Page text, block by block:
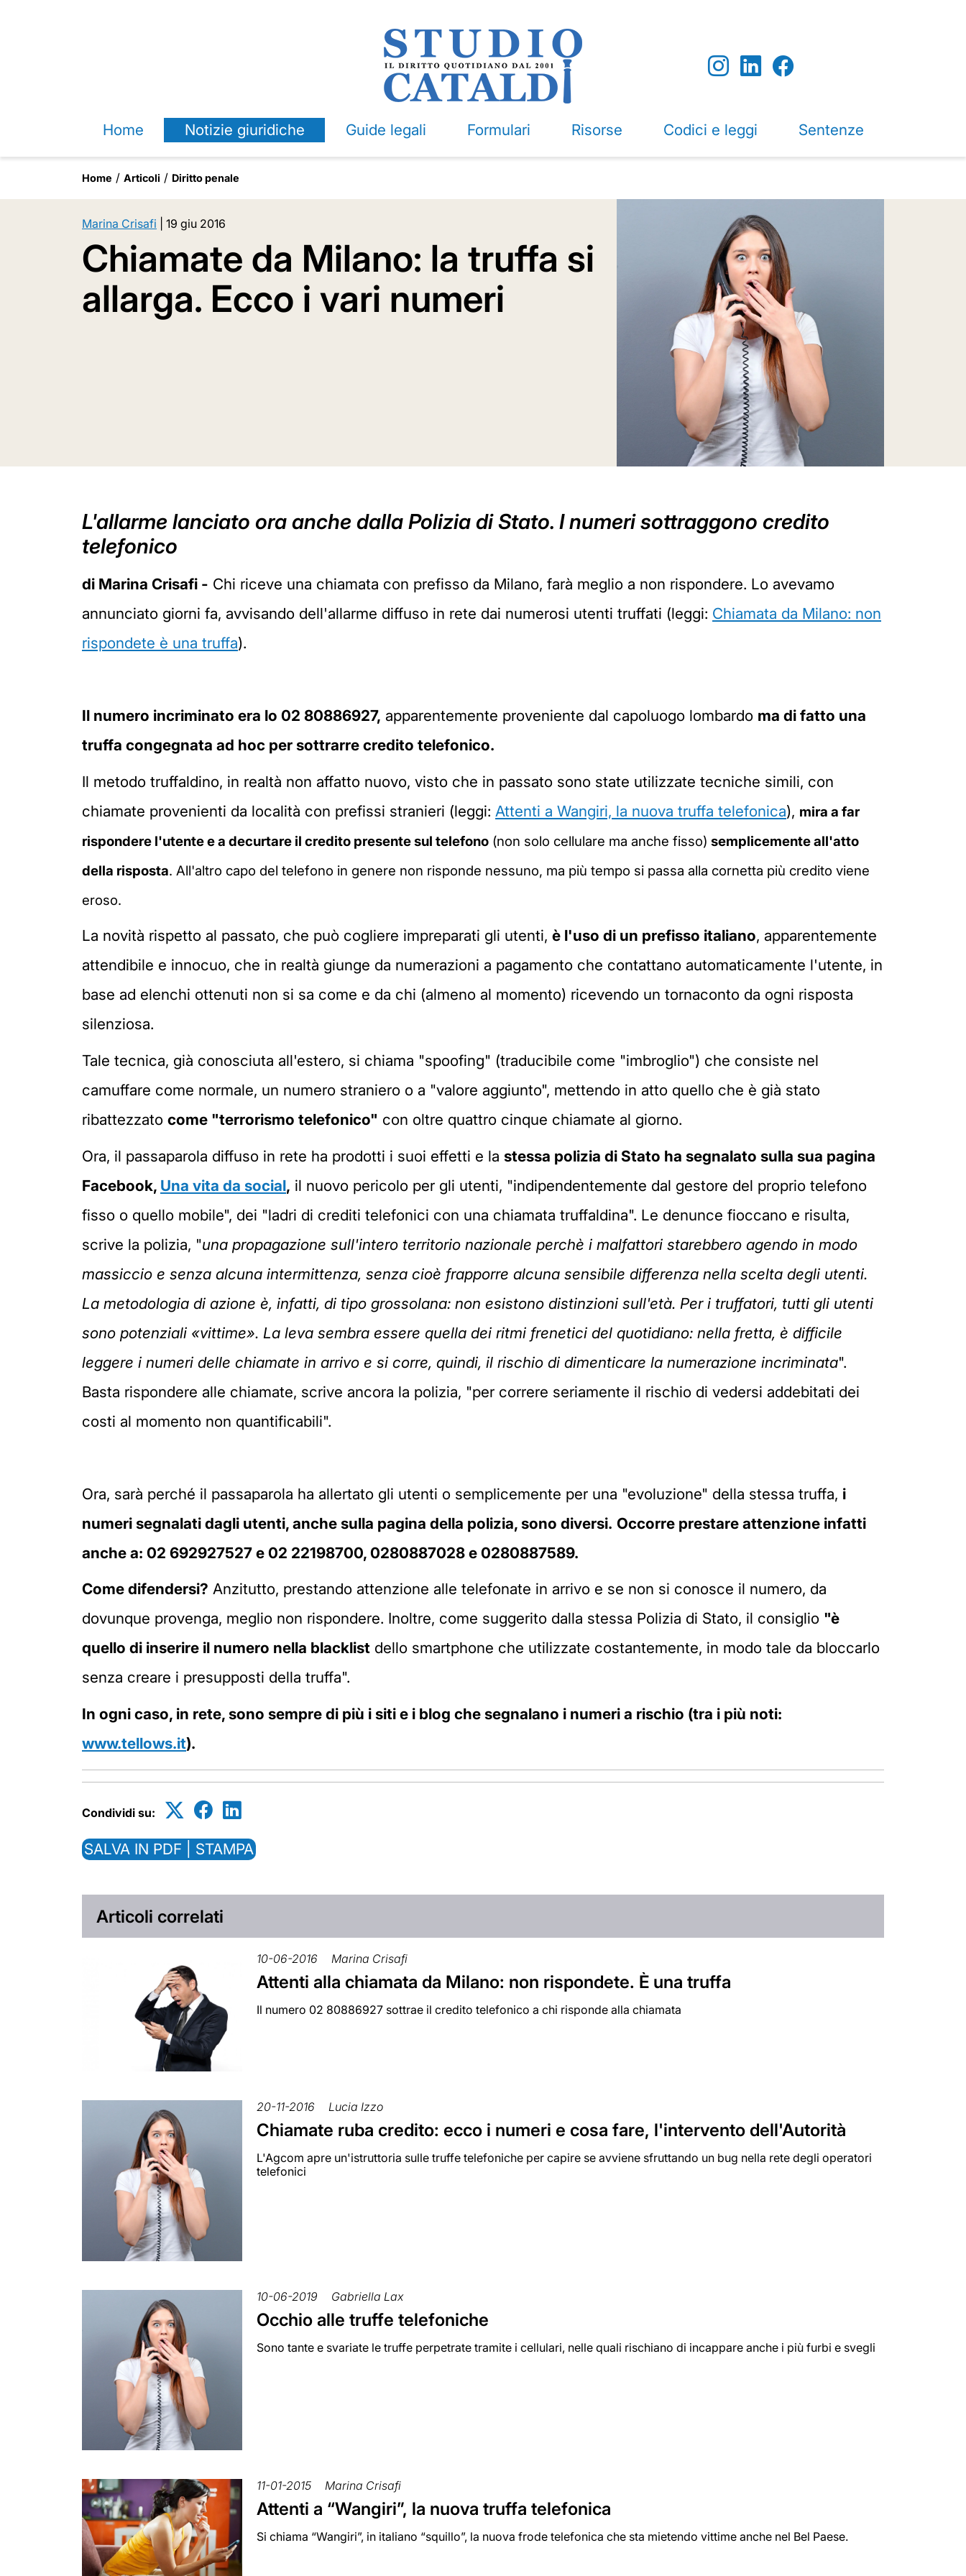
Home Notizie giuridiche Guide legali Formulari Risorse Codici e leggi Sentenze
Home Articoli Diritto penale
Marina Crisafi 19 giu 2016
Chiamate da Milano: la truffa si
allarga. Ecco i vari numeri
L'allarme lanciato ora anche dalla Polizia di Stato. I numeri sottraggono credito
telefonico
di Marina Crisafi - Chi riceve una chiamata con prefisso da Milano, farà meglio a non rispondere. Lo avevamo
annunciato giorni fa, avvisando dell'allarme diffuso in rete dai numerosi utenti truffati (leggi: Chiamata da Milano: non
rispondete è una truffa).
Il numero incriminato era lo 02 80886927, apparentemente proveniente dal capoluogo lombardo ma di fatto una
truffa congegnata ad hoc per sottrarre credito telefonico.
Il metodo truffaldino, in realtà non affatto nuovo, visto che in passato sono state utilizzate tecniche simili, con
chiamate provenienti da località con prefissi stranieri (leggi: Attenti a Wangiri, la nuova truffa telefonica), mira a far
rispondere l'utente e a decurtare il credito presente sul telefono (non solo cellulare ma anche fisso) semplicemente all'atto
della risposta. All'altro capo del telefono in genere non risponde nessuno, ma più tempo si passa alla cornetta più credito viene
eroso.
La novità rispetto al passato, che può cogliere impreparati gli utenti, è l'uso di un prefisso italiano, apparentemente
attendibile e innocuo, che in realtà giunge da numerazioni a pagamento che contattano automaticamente l'utente, in
base ad elenchi ottenuti non si sa come e da chi (almeno al momento) ricevendo un tornaconto da ogni risposta
silenziosa.
Tale tecnica, già conosciuta all'estero, si chiama "spoofing" (traducibile come "imbroglio") che consiste nel
camuffare come normale, un numero straniero o a "valore aggiunto", mettendo in atto quello che è già stato
ribattezzato come "terrorismo telefonico" con oltre quattro cinque chiamate al giorno.
Ora, il passaparola diffuso in rete ha prodotti i suoi effetti e la stessa polizia di Stato ha segnalato sulla sua pagina
Facebook, Una vita da social, il nuovo pericolo per gli utenti, "indipendentemente dal gestore del proprio telefono
fisso o quello mobile", dei "ladri di crediti telefonici con una chiamata truffaldina". Le denunce fioccano e risulta,
scrive la polizia, "una propagazione sull'intero territorio nazionale perchè i malfattori starebbero agendo in modo
massiccio e senza alcuna intermittenza, senza cioè frapporre alcuna sensibile differenza nella scelta degli utenti.
La metodologia di azione è, infatti, di tipo grossolana: non esistono distinzioni sull'età. Per i truffatori, tutti gli utenti
sono potenziali «vittime». La leva sembra essere quella dei ritmi frenetici del quotidiano: nella fretta, è difficile
leggere i numeri delle chiamate in arrivo e si corre, quindi, il rischio di dimenticare la numerazione incriminata".
Basta rispondere alle chiamate, scrive ancora la polizia, "per correre seriamente il rischio di vedersi addebitati dei
costi al momento non quantificabili".
Ora, sarà perché il passaparola ha allertato gli utenti o semplicemente per una "evoluzione" della stessa truffa, i
numeri segnalati dagli utenti, anche sulla pagina della polizia, sono diversi. Occorre prestare attenzione infatti
anche a: 02 692927527 e 02 22198700, 0280887028 e 0280887589.
Come difendersi? Anzitutto, prestando attenzione alle telefonate in arrivo e se non si conosce il numero, da
dovunque provenga, meglio non rispondere. Inoltre, come suggerito dalla stessa Polizia di Stato, il consiglio "è
quello di inserire il numero nella blacklist dello smartphone che utilizzate costantemente, in modo tale da bloccarlo
senza creare i presupposti della truffa".
In ogni caso, in rete, sono sempre di più i siti e i blog che segnalano i numeri a rischio (tra i più noti:
www.tellows.it).
Condividi su:
SALVA IN PDF | STAMPA
Articoli correlati
10-06-2016 Marina Crisafi
Attenti alla chiamata da Milano: non rispondete. È una truffa
Il numero 02 80886927 sottrae il credito telefonico a chi risponde alla chiamata
20-11-2016 Lucia Izzo
Chiamate ruba credito: ecco i numeri e cosa fare, l'intervento dell'Autorità
L'Agcom apre un'istruttoria sulle truffe telefoniche per capire se avviene sfruttando un bug nella rete degli operatori
telefonici
10-06-2019 Gabriella Lax
Occhio alle truffe telefoniche
Sono tante e svariate le truffe perpetrate tramite i cellulari, nelle quali rischiano di incappare anche i più furbi e svegli
11-01-2015 Marina Crisafi
Attenti a “Wangiri”, la nuova truffa telefonica
Si chiama “Wangiri”, in italiano “squillo”, la nuova frode telefonica che sta mietendo vittime anche nel Bel Paese.